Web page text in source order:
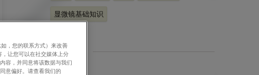
显微镜基础知识
相关产品
，您的联系方式）来改善
让您可以在社交媒体上分
容，并同意将该数据与我们
意偏好。请查看我们的